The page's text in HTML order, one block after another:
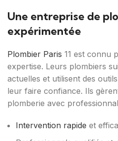
Une entreprise de
expérimentée
Plombier Paris 11 est connu
expertise. Leurs plombiers
actuelles et utilisent des
leur faire confiance. Ils
plomberie avec
Intervention rapide et